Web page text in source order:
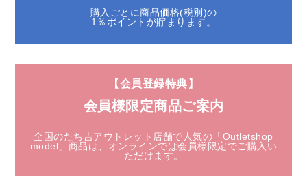
購入ごとに商品価格(税別)の
1％ポイントが貯まります。
【会員登録特典】
会員様限定商品ご案内
全国のたち吉アウトレット店舗で人気の「Outletshop
model」商品は、 オンラインでは会員様限定でご購入い
ただけます。